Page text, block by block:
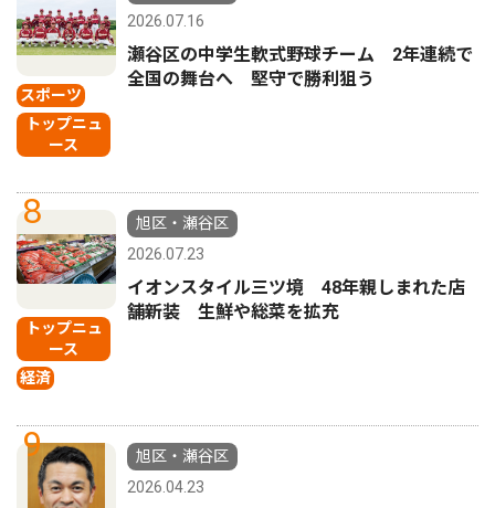
スポーツ
トップニュ
ース
2026.07.16
瀬谷区の中学生軟式野球チーム 2年連続で
全国の舞台へ 堅守で勝利狙う
8
トップニュ
ース
経済
旭区・瀬谷区
2026.07.23
イオンスタイル三ツ境 48年親しまれた店
舗新装 生鮮や総菜を拡充
9
旭区・瀬谷区
2026.04.23